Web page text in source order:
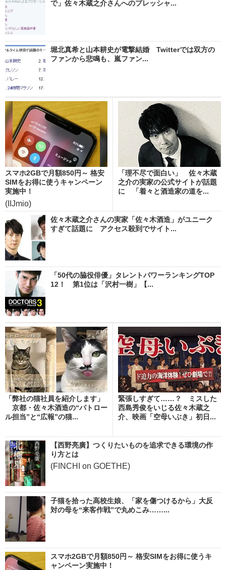
で」佐々木蔵之介さんへのプレッシャ...
堀北真希と山本耕史が電撃結婚 Twitterでは双方の
ファンから悲鳴も、嵐ファン...
スマホ2GBで月額850円～ 格安
SIMをお得に使うキャンペーン
実施中！
(IIJmio)
「理不尽で面白い」 佐々木蔵
之介の実家の公式サイトが話題
に 「着々と酒造家の道を...
佐々木蔵之介さんの実家「佐々木酒造」がユニーク
すぎて話題に アクセス殺到でサイト...
「50代の脇役俳優」タレントパワーランキングTOP
12！ 第1位は「沢村一樹」【...
「弊社の猫社員を紹介します」
京都・佐々木酒造の“パトロー
ル担当”と“広報”の猫...
緊張しすぎて……？ ミスした
西島秀俊をいじる佐々木蔵之
介、映画「空母いぶき」初日...
【西野亮廣】つくりたいものを追求できる環境の作
り方とは
(FINCHI on GOETHE)
子猫を拾った高校生娘、「家を傷つけるから」大反
対の母を“来客作戦”で丸めこみ……...
スマホ2GBで月額850円～ 格安SIMをお得に使うキ
ャンペーン実施中！